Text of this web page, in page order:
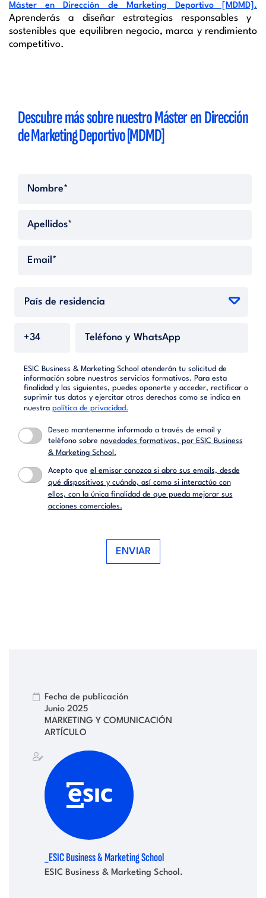
Máster en Dirección de Marketing Deportivo [MDMD].
Aprenderás a diseñar estrategias responsables y
sostenibles que equilibren negocio, marca y rendimiento
competitivo.
Descubre más sobre nuestroMáster en Dirección
de Marketing Deportivo [MDMD]
ESIC Business & Marketing School atenderán tu solicitud de
información sobre nuestros servicios formativos. Para esta
finalidad y las siguientes, puedes oponerte y acceder, rectificar o
suprimir tus datos y ejercitar otros derechos como se indica en
nuestra política de privacidad.
Deseo mantenerme informado a través de email y
teléfono sobre novedades formativas, por ESIC Business
& Marketing School.
Acepto que el emisor conozca si abro sus emails, desde
qué dispositivos y cuándo, así como si interactúo con
ellos, con la única finalidad de que pueda mejorar sus
acciones comerciales.
ENVIAR
Fecha de publicación
Junio 2025
MARKETING Y COMUNICACIÓN
ARTÍCULO
_ESIC Business & Marketing School
ESIC Business & Marketing School.